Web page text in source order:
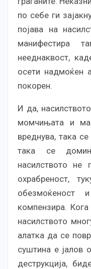
по себе ги
појава на
манифестира
нееднаквост,
осети надмоќен
покорен.
И да,
момчињата и
вреднува, така
така се
насилството не
охрабреност,
компензира.
насилството
алатка да се
суштина е јалов
деструкција,